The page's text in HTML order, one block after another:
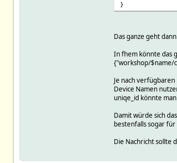
}
Das ganze geht
In fhem könnte das
{"workshop/$name/
Je nach
Device Namen
uniqe_id könnte
Damit würde sich
bestenfalls sogar für
Die Nachricht sollte